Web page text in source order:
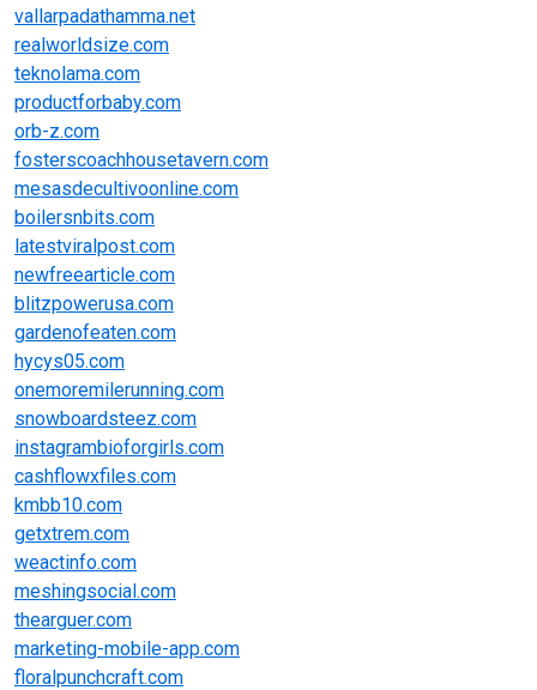
vallarpadathamma.net
realworldsize.com
teknolama.com
productforbaby.com
orb-z.com
fosterscoachhousetavern.com
mesasdecultivoonline.com
boilersnbits.com
latestviralpost.com
newfreearticle.com
blitzpowerusa.com
gardenofeaten.com
hycys05.com
onemoremilerunning.com
snowboardsteez.com
instagrambioforgirls.com
cashflowxfiles.com
kmbb10.com
getxtrem.com
weactinfo.com
meshingsocial.com
thearguer.com
marketing-mobile-app.com
floralpunchcraft.com